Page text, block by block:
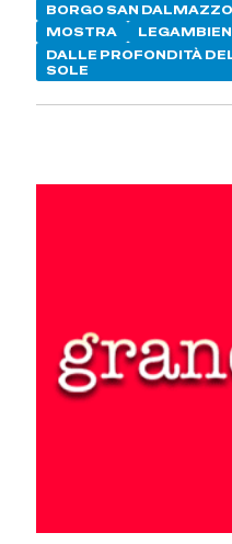
BORGO SAN DALMAZZO
MOSTRA
DALLE PROFONDITÀ
SOLE